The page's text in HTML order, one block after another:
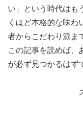
い」という時代はも
くほど本格的な味わ
者からこだわり派ま
この記事を読めば、
が必ず見つかるはず